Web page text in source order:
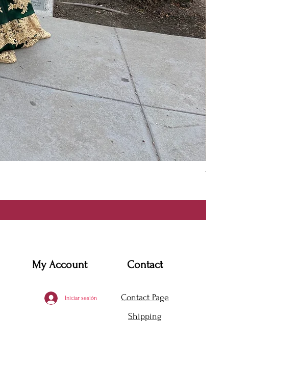
Thanya Dress
My Account
Iniciar sesión
Contact
Contact Page
Shipping